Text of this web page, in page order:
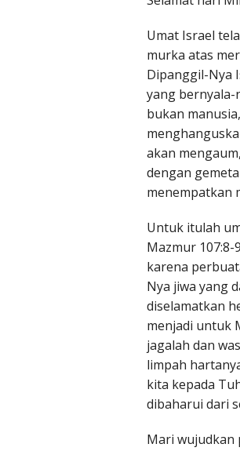
Umat Israel
murka atas
Dipanggil-Nya
yang bernyala-
bukan
akan
dengan
menempatkan
Untuk itulah
Mazmur
karena
Nya jiwa yang
diselamatkan
menjadi untuk
jagalah dan
limpah
kita kepada
dibaharui dari
Mari wujudkan